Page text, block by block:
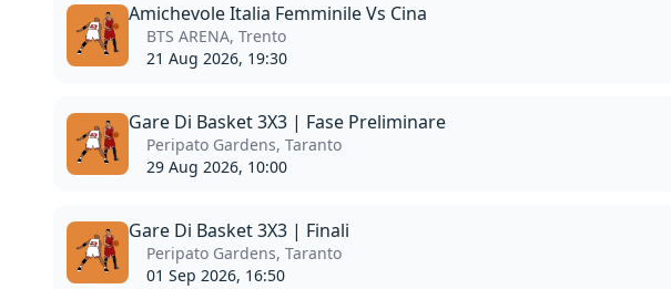
Amichevole Italia Femminile Vs Cina
BTS ARENA, Trento
21 Aug 2026, 19:30
Gare Di Basket 3X3 | Fase Preliminare
Peripato Gardens, Taranto
29 Aug 2026, 10:00
Gare Di Basket 3X3 | Finali
Peripato Gardens, Taranto
01 Sep 2026, 16:50